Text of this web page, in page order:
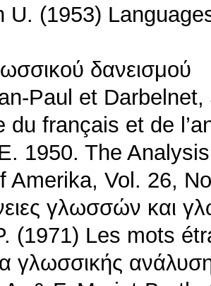
U. (1953)
δανεισμού
Paul et
du français et de
1950. The
Amerika, Vol. 26,
γλωσσών και
(1971) Les mots
γλωσσικής